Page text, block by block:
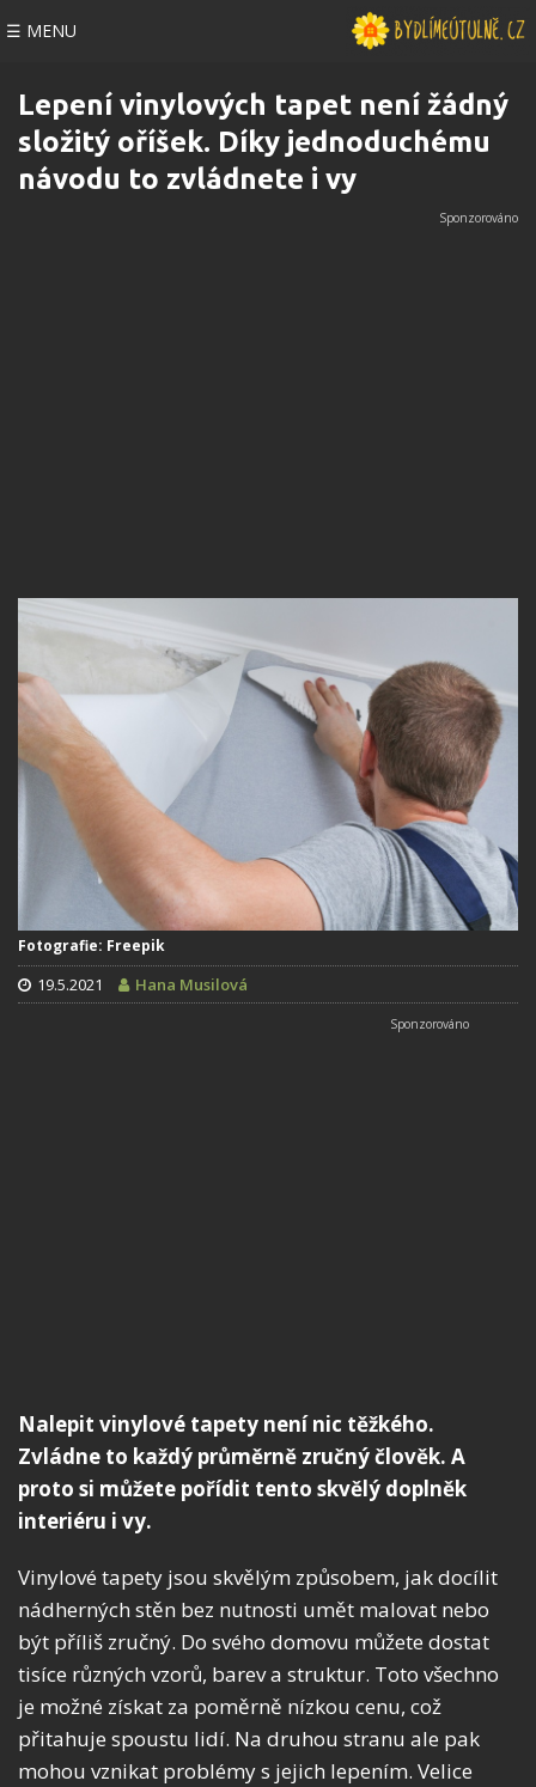
☰ MENU
Lepení vinylových tapet není žádný
složitý oříšek. Díky jednoduchému
návodu to zvládnete i vy
Fotografie: Freepik
19.5.2021 Hana Musilová
Nalepit vinylové tapety není nic těžkého.
Zvládne to každý průměrně zručný člověk. A
proto si můžete pořídit tento skvělý doplněk
interiéru i vy.
Vinylové tapety jsou skvělým způsobem, jak docílit
nádherných stěn bez nutnosti umět malovat nebo
být příliš zručný. Do svého domovu můžete dostat
tisíce různých vzorů, barev a struktur. Toto všechno
je možné získat za poměrně nízkou cenu, což
přitahuje spoustu lidí. Na druhou stranu ale pak
mohou vznikat problémy s jejich lepením. Velice